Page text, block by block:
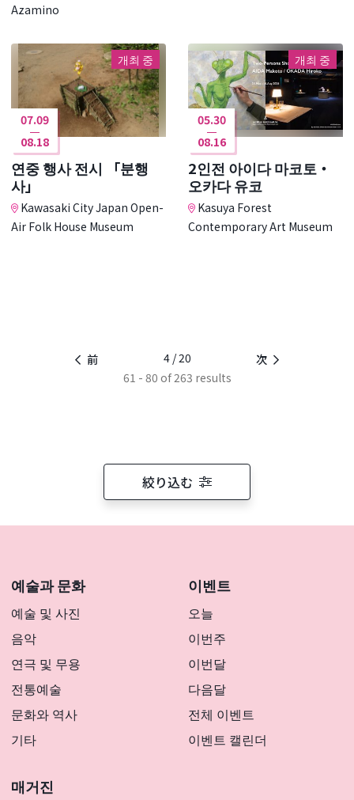
Azamino
개최 중
07.09
08.18
연중 행사 전시 「분행
사」
Kawasaki City Japan Open-
Air Folk House Museum
개최 중
05.30
08.16
2인전 아이다 마코토・
오카다 유코
Kasuya Forest
Contemporary Art Museum
前 4 / 20
次
61 - 80 of 263 results
絞り込む
예술과 문화
예술 및 사진
음악
연극 및 무용
전통예술
문화와 역사
기타
이벤트
오늘
이번주
이번달
다음달
전체 이벤트
이벤트 캘린더
매거진